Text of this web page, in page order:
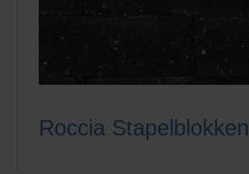
Roccia Stapelblokken